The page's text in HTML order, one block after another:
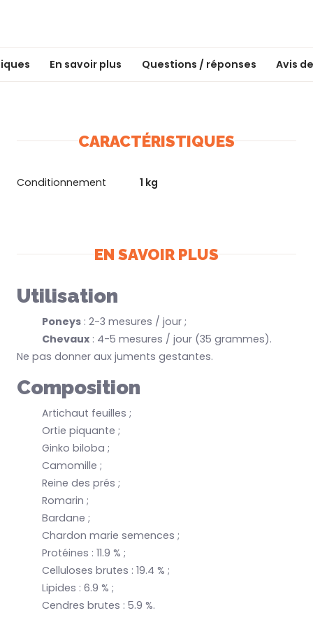
En savoir plus Questions / réponses Avis
CARACTÉRISTIQUES
Conditionnement 1 kg
EN SAVOIR PLUS
Utilisation
Poneys : 2-3 mesures / jour ;
Chevaux : 4-5 mesures / jour (35 grammes).
Ne pas donner aux juments gestantes.
Composition
Artichaut feuilles ;
Ortie piquante ;
Ginko biloba ;
Camomille ;
Reine des prés ;
Romarin ;
Bardane ;
Chardon marie semences ;
Protéines : 11.9 % ;
Celluloses brutes : 19.4 % ;
Lipides : 6.9 % ;
Cendres brutes : 5.9 %.